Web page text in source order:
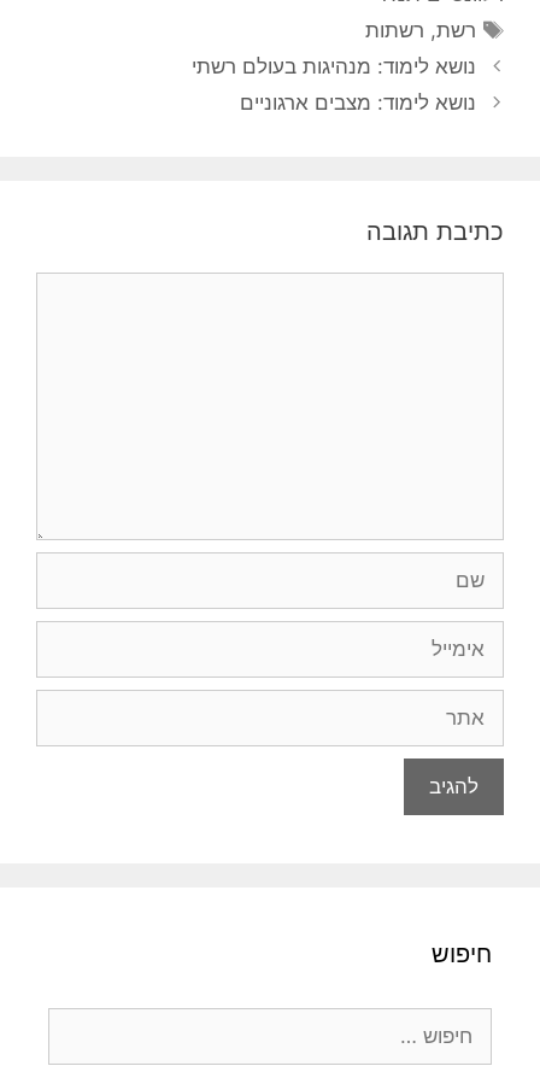
תגיות
רשת, רשתות
נושא לימוד: מנהיגות בעולם רשתי
נושא לימוד: מצבים ארגוניים
כתיבת תגובה
חיפוש